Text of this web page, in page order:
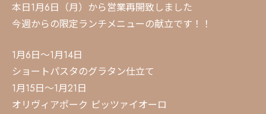
本日1月6日（月）から営業再開致しました
今週からの限定ランチメニューの献立です！！
1月6日〜1月14日
ショートパスタのグラタン仕立て
1月15日〜1月21日
オリヴィアポーク ピッツァイオーロ